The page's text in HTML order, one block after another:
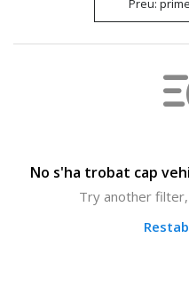
Preu:
No s'ha trobat cap
Try another